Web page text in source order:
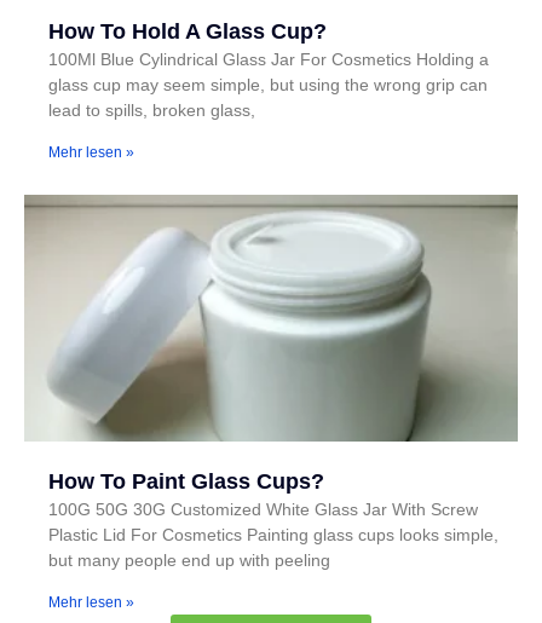
How To Hold A Glass Cup?
100Ml Blue Cylindrical Glass Jar For Cosmetics Holding a
glass cup may seem simple, but using the wrong grip can
lead to spills, broken glass,
Mehr lesen »
How To Paint Glass Cups?
100G 50G 30G Customized White Glass Jar With Screw
Plastic Lid For Cosmetics Painting glass cups looks simple,
but many people end up with peeling
Mehr lesen »